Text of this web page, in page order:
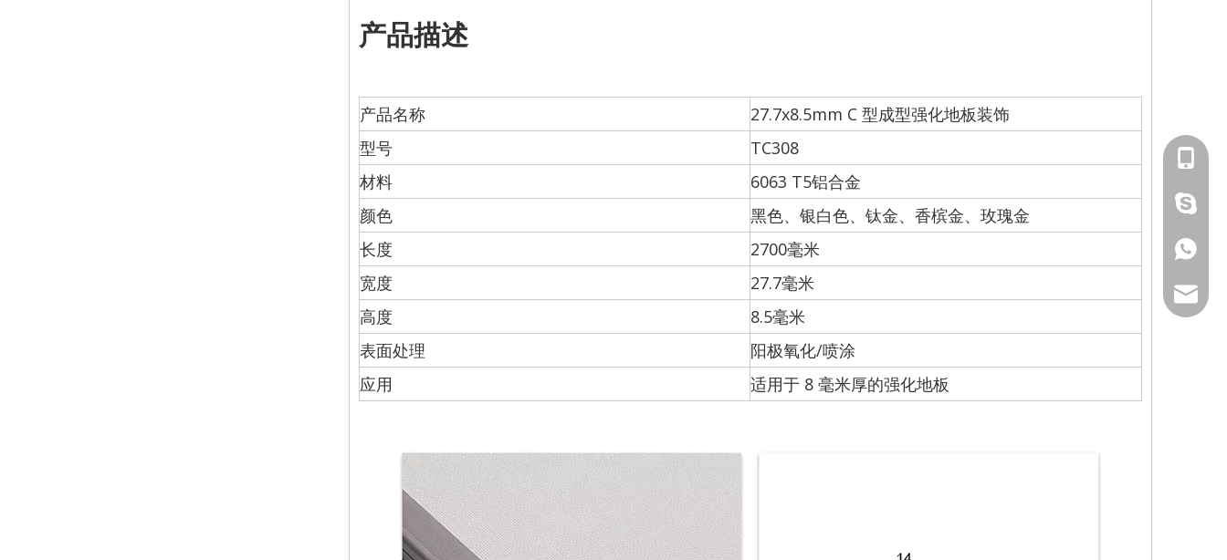
产品描述
产品名称
27.7x8.5mm C 型成型强化地板装饰
型号
TC308
材料
6063 T5铝合金
颜色
黑色、银白色、钛金、香槟金、玫瑰金
长度
2700毫米
宽度
27.7毫米
高度
8.5毫米
表面处理
阳极氧化/喷涂
应用
适用于 8 毫米厚的强化地板